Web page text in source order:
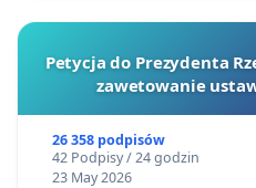
Petycja do Prezydenta
zawetowanie
26 358 podpisów
42 Podpisy / 24 godzin
23 May 2026